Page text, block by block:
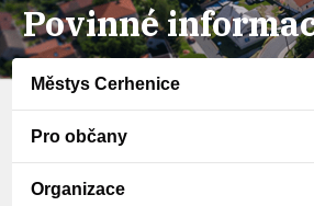
Povinné
Městys Cerhenice
Pro občany
Organizace